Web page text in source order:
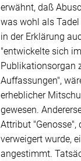
erwähnt, daß
was wohl als
in der Erklärung
"entwickelte sich
Publikationsorgan
Auffassungen",
erheblicher
gewesen.
Attribut "Genosse",
verweigert wurde,
angestimmt.